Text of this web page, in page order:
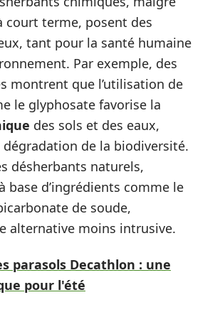
court terme, posent des
tant pour la santé humaine
Par exemple, des
montrent que l’utilisation de
le glyphosate favorise la
des sols et des eaux,
de la biodiversité.
désherbants naturels,
base d’ingrédients comme le
de soude,
alternative moins intrusive.
parasols Decathlon : une
pour l'été